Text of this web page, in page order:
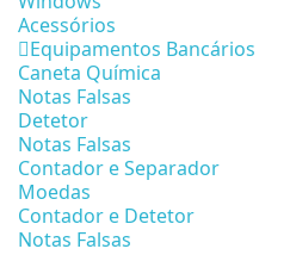
Acessórios
Equipamentos Bancários
Caneta Química
Notas Falsas
Detetor
Notas Falsas
Contador e Separador
Moedas
Contador e Detetor
Notas Falsas